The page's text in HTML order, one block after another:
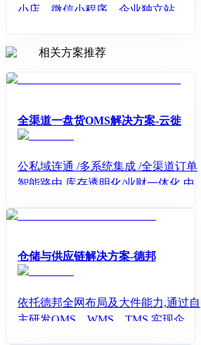
小店，微信小程序，企业独立站，跨
由计算给到不同的发货方；将不同的
存货实体比如仓库，门店，工厂的库
相关方案推荐
全渠道一盘货OMS解决方案-云徙
公私域连通 /多系统集成 /全渠道订单
智能路由 库存透明化/业财一体化 中台
仓储与供应链解决方案-德邦
依托德邦全网布局及大件能力,通过自
主研发OMS、WMS、TMS,实现企业